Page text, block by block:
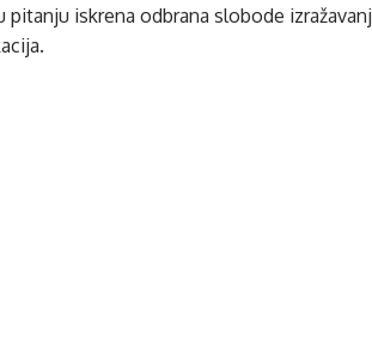
pitanju iskrena odbrana slobode